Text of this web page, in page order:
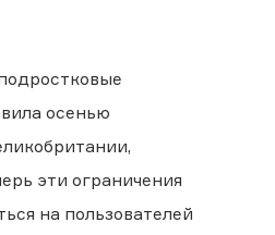
осенью
эти ограничения
на пользователей